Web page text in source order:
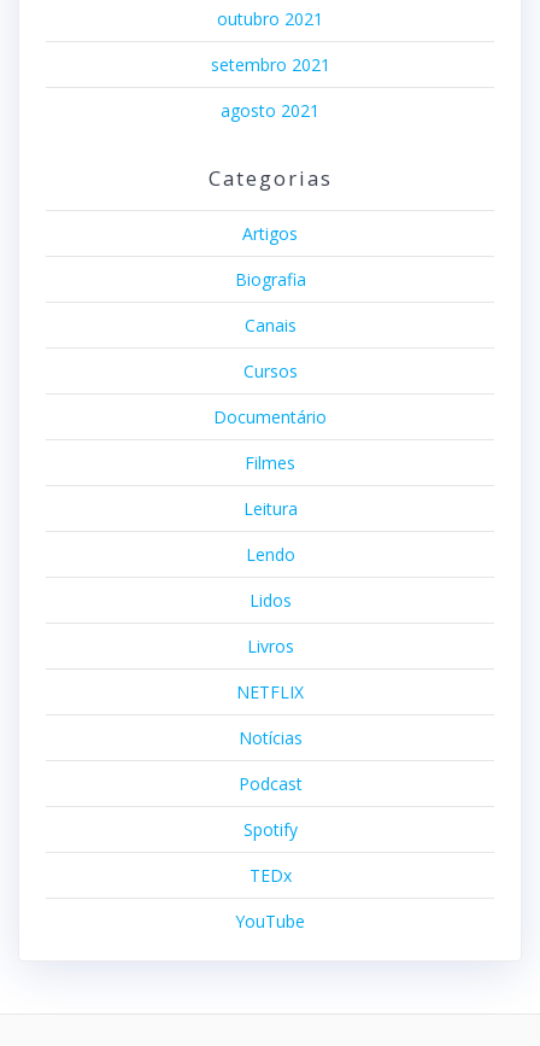
outubro 2021
setembro 2021
agosto 2021
Categorias
Artigos
Biografia
Canais
Cursos
Documentário
Filmes
Leitura
Lendo
Lidos
Livros
NETFLIX
Notícias
Podcast
Spotify
TEDx
YouTube